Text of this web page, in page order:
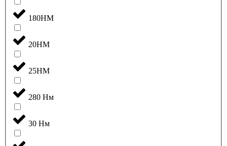
180НМ
20НМ
25НМ
280 Нм
30 Нм